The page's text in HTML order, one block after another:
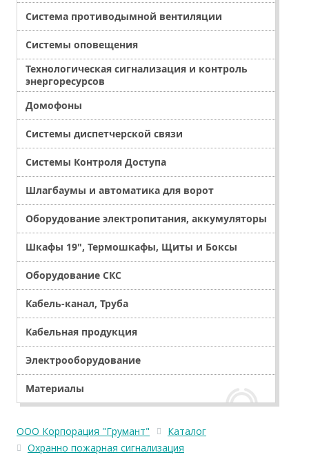
Система противодымной вентиляции
Системы оповещения
Технологическая сигнализация и контроль
энергоресурсов
Домофоны
Системы диспетчерской связи
Системы Контроля Доступа
Шлагбаумы и автоматика для ворот
Оборудование электропитания, аккумуляторы
Шкафы 19", Термошкафы, Щиты и Боксы
Оборудование СКС
Кабель-канал, Труба
Кабельная продукция
Электрооборудование
Материалы
ООО Корпорация "Грумант"
Каталог
Охранно пожарная сигнализация